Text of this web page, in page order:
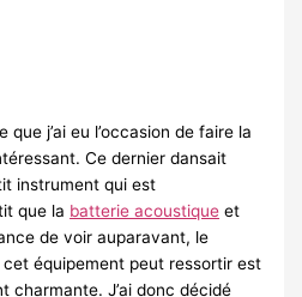
que j’ai eu l’occasion de faire la
Ce dernier dansait
instrument qui est
que la batterie acoustique et
de voir auparavant, le
équipement peut ressortir est
charmante. J’ai donc décidé